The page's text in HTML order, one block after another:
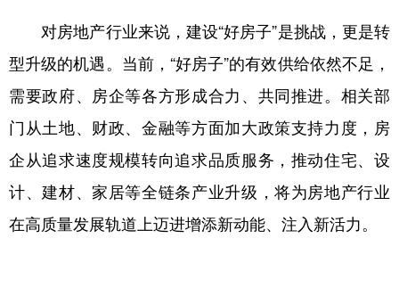
对房地产行业来说，建设“好房子”是挑战，更是转
型升级的机遇。当前，“好房子”的有效供给依然不足，
需要政府、房企等各方形成合力、共同推进。相关部
门从土地、财政、金融等方面加大政策支持力度，房
企从追求速度规模转向追求品质服务，推动住宅、设
计、建材、家居等全链条产业升级，将为房地产行业
在高质量发展轨道上迈进增添新动能、注入新活力。